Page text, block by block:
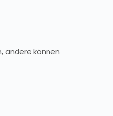
andere können